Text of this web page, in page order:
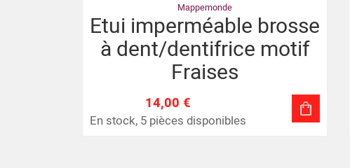
Mappemonde
Etui imperméable brosse
à dent/dentifrice motif
Fraises
14,00 €
En stock, 5 pièces disponibles